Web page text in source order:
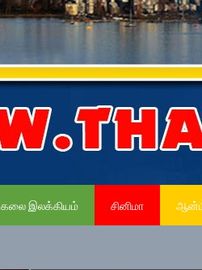
கலை இலக்கியம் சினிமா